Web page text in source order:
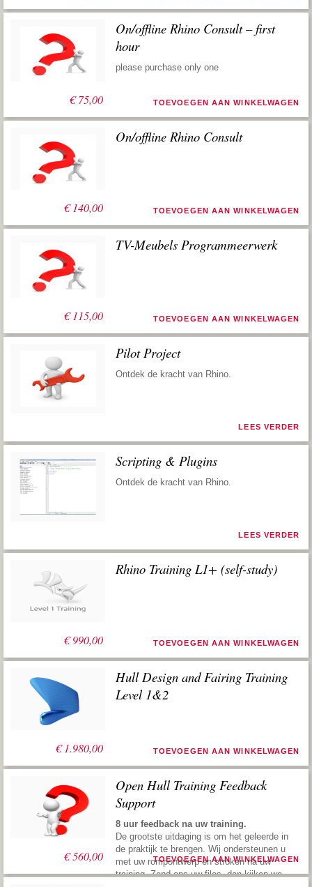
€75,00
On/offline Rhino Consult – first
hour
please purchase only one
TOEVOEGEN AAN WINKELWAGEN
€140,00
On/offline Rhino Consult
TOEVOEGEN AAN WINKELWAGEN
€115,00
TV-Meubels Programmeerwerk
TOEVOEGEN AAN WINKELWAGEN
Pilot Project
Ontdek de kracht van Rhino.
LEES VERDER
Scripting & Plugins
Ontdek de kracht van Rhino.
LEES VERDER
€990,00
Rhino Training L1+ (self-study)
TOEVOEGEN AAN WINKELWAGEN
€1.980,00
Hull Design and Fairing Training
Level 1&2
TOEVOEGEN AAN WINKELWAGEN
€560,00
Open Hull Training Feedback
Support
8 uur feedback na uw training.
De grootste uitdaging is om het geleerde in
de praktijk te brengen. Wij ondersteunen u
met uw rompontwerp en stroken na uw
training. Zend ons uw files, dan kijken we
TOEVOEGEN AAN WINKELWAGEN